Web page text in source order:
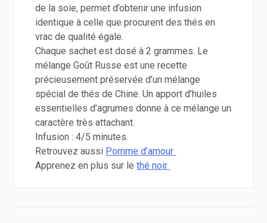
de la soie, permet d’obtenir une infusion
identique à celle que procurent des thés en
vrac de qualité égale.
Chaque sachet est dosé à 2 grammes. Le
mélange Goût Russe est une recette
précieusement préservée d’un mélange
spécial de thés de Chine. Un apport d’huiles
essentielles d’agrumes donne à ce mélange un
caractère très attachant.
Infusion : 4/5 minutes.
Retrouvez aussi Pomme d’amour
Apprenez en plus sur lethé noir